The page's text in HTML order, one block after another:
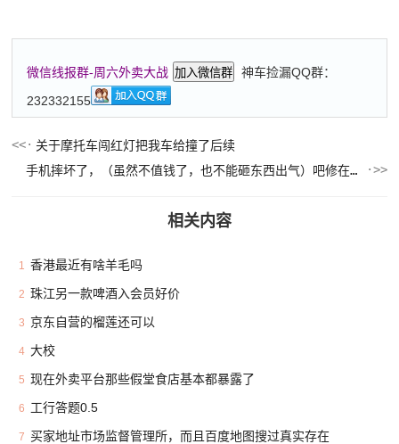
微信线报群-周六外卖大战 加入微信群
神车捡漏QQ群：
232332155
关于摩托车闯红灯把我车给撞了后续
手机摔坏了，（虽然不值钱了，也不能砸东西出气）吧修在吗？多少钱能搞定？
相关内容
1 香港最近有啥羊毛吗
2 珠江另一款啤酒入会员好价
3 京东自营的榴莲还可以
4 大校
5 现在外卖平台那些假堂食店基本都暴露了
6 工行答题0.5
7 买家地址市场监督管理所，而且百度地图搜过真实存在